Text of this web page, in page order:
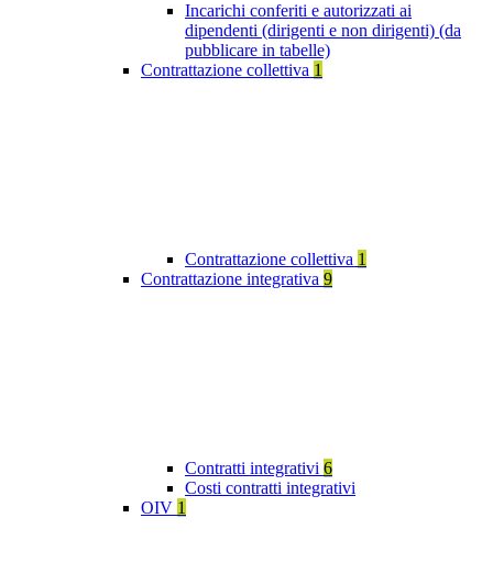
Incarichi conferiti e autorizzati ai
dipendenti (dirigenti e non dirigenti) (da
pubblicare in tabelle)
Contrattazione collettiva 1
Contrattazione collettiva 1
Contrattazione integrativa 9
Contratti integrativi 6
Costi contratti integrativi
OIV 1